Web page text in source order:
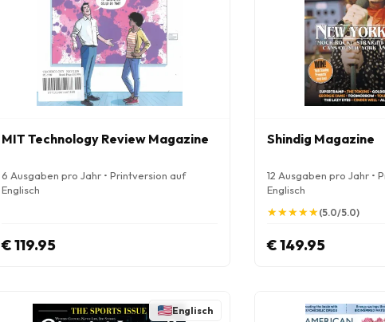
MIT Technology Review Magazine
6 Ausgaben pro Jahr • Printversion auf
Englisch
€ 119.95
Shindig Magazine
12 Ausgaben pro Jahr •
Englisch
★
★★
★★
★★
★★
★(5.0/5.0)
€ 149.95
Englisch